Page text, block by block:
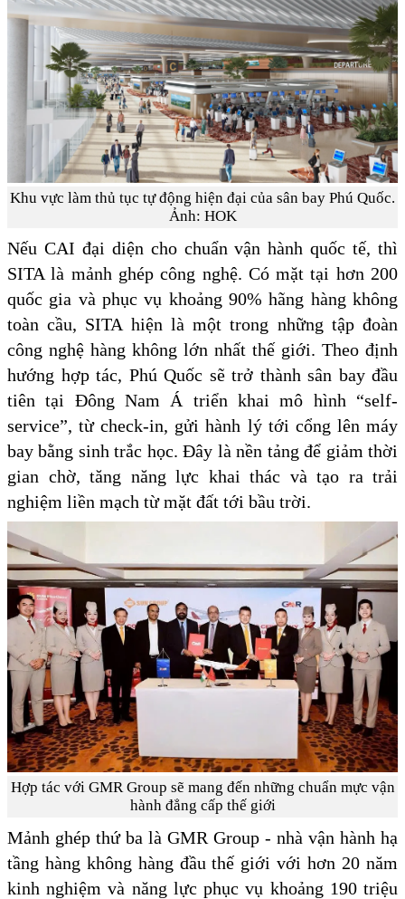
Khu vực làm thủ tục tự động hiện đại của sân bay Phú Quốc.
Ảnh: HOK
Nếu CAI đại diện cho chuẩn vận hành quốc tế, thì
SITA là mảnh ghép công nghệ. Có mặt tại hơn 200
quốc gia và phục vụ khoảng 90% hãng hàng không
toàn cầu, SITA hiện là một trong những tập đoàn
công nghệ hàng không lớn nhất thế giới. Theo định
hướng hợp tác, Phú Quốc sẽ trở thành sân bay đầu
tiên tại Đông Nam Á triển khai mô hình “self-
service”, từ check-in, gửi hành lý tới cổng lên máy
bay bằng sinh trắc học. Đây là nền tảng để giảm thời
gian chờ, tăng năng lực khai thác và tạo ra trải
nghiệm liền mạch từ mặt đất tới bầu trời.
Hợp tác với GMR Group sẽ mang đến những chuẩn mực vận
hành đẳng cấp thế giới
Mảnh ghép thứ ba là GMR Group - nhà vận hành hạ
tầng hàng không hàng đầu thế giới với hơn 20 năm
kinh nghiệm và năng lực phục vụ khoảng 190 triệu